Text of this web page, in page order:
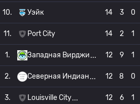
10. Уэйк 14 3 0
11. Port City 14 2 1
1. Западная Вирджи 12 9 1
2. Северная Индиан 12 8 0
3. Louisville City 12 6 1